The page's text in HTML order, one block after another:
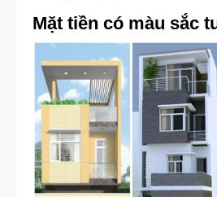
Mặt tiền có màu sắc